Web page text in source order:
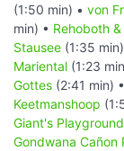
(1:50 min) • von
min) • Rehoboth
Stausee (1:35
Mariental (1:23
Gottes (2:41 min) •
Keetmanshoop
Giant's Playground
Gondwana Cañon